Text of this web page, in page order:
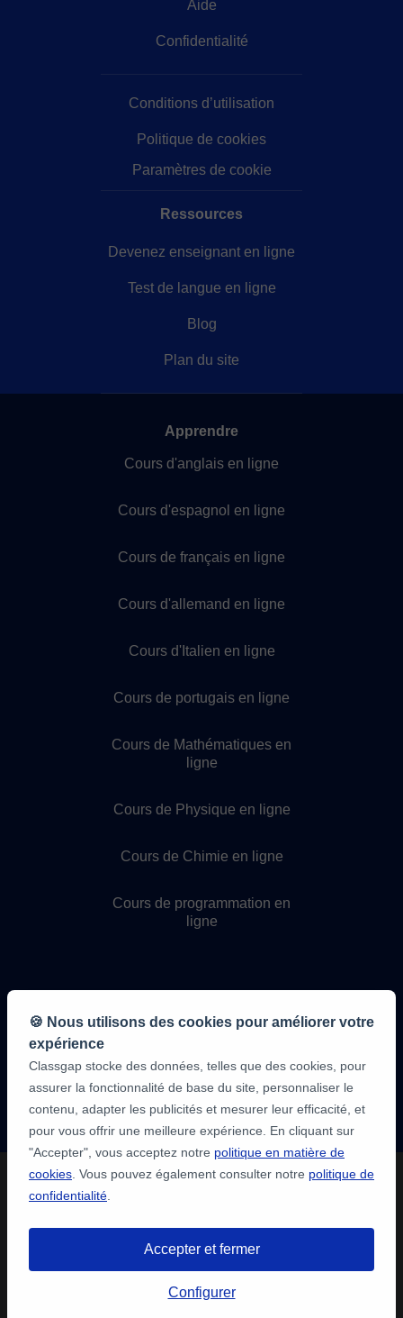
Aide
Confidentialité
Conditions d’utilisation
Politique de cookies
Paramètres de cookie
Ressources
Devenez enseignant en ligne
Test de langue en ligne
Blog
Plan du site
Apprendre
Cours d'anglais en ligne
Cours d'espagnol en ligne
Cours de français en ligne
Cours d'allemand en ligne
Cours d'Italien en ligne
Cours de portugais en ligne
Cours de Mathématiques en
ligne
Cours de Physique en ligne
Cours de Chimie en ligne
Cours de programmation en
ligne
9,6/10
1 339 284
🍪 Nous utilisons des cookies pour améliorer votre
expérience
Classgap stocke des données, telles que des cookies, pour
assurer la fonctionnalité de base du site, personnaliser le
contenu, adapter les publicités et mesurer leur efficacité, et
pour vous offrir une meilleure expérience. En cliquant sur
"Accepter", vous acceptez notre politique en matière de
cookies . Vous pouvez également consulter notre politique de
confidentialité
Accepter et fermer
Configurer